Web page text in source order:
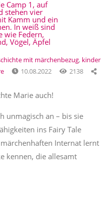
mit märchenbezug, kinder
10.08.2022
2138
Marie auch!
unmagisch an – bis sie
ins Fairy Tale
Internat lernt
kennen, die allesamt